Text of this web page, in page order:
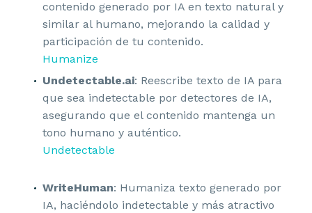
contenido generado por IA en texto natural y
similar al humano, mejorando la calidad y
participación de tu contenido.
Humanize
Undetectable.ai: Reescribe texto de IA para
que sea indetectable por detectores de IA,
asegurando que el contenido mantenga un
tono humano y auténtico.
Undetectable
WriteHuman: Humaniza texto generado por
IA, haciéndolo indetectable y más atractivo